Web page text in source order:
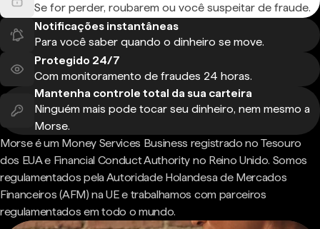
Se for perder, roubarem ou você suspeitar de fraude.
Notificações instantâneas
Para você saber quando o dinheiro se move.
Protegido 24/7
Com monitoramento de fraudes 24 horas.
Mantenha controle total da sua carteira
Ninguém mais pode tocar seu dinheiro, nem mesmo a
Morse.
Morse é um Money Services Business registrado no Tesouro
dos EUA e Financial Conduct Authority no Reino Unido. Somos
regulamentados pela Autoridade Holandesa de Mercados
Financeiros (AFM) na UE e trabalhamos com parceiros
regulamentados em todo o mundo.